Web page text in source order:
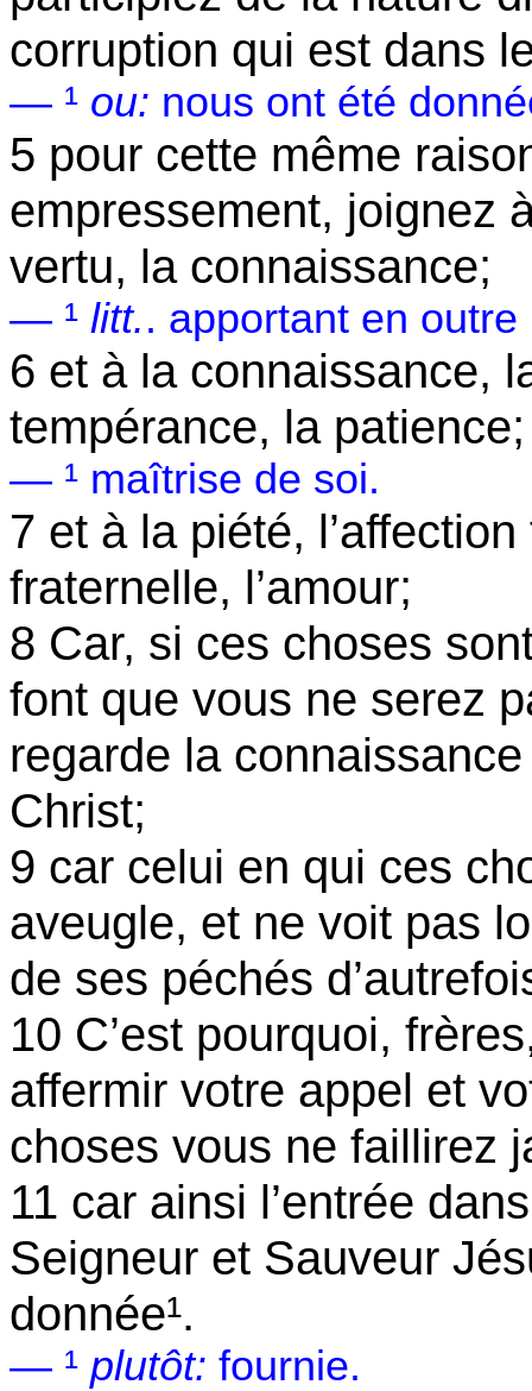
corruption qui est dans
— ¹ ou: nous ont été
5 pour cette même
empressement, joignez
vertu, la connaissance;
— ¹ litt.. apportant en outre
6 et à la connaissance,
tempérance, la
— ¹ maîtrise de soi.
7 et à la piété,
fraternelle, l’amour;
8 Car, si ces choses
font que vous ne serez
regarde la
Christ;
9 car celui en qui ces
aveugle, et ne voit pas
de ses péchés
10 C’est pourquoi,
affermir votre appel et
choses vous ne faillirez
11 car ainsi l’entrée
Seigneur et Sauveur
donnée¹.
— ¹ plutôt: fournie.